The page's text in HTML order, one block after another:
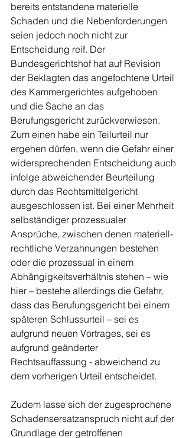
bereits entstandene materielle
Schaden und die Nebenforderungen
seien jedoch noch nicht zur
Entscheidung reif. Der
Bundesgerichtshof hat auf Revision
der Beklagten das angefochtene Urteil
des Kammergerichtes aufgehoben
und die Sache an das
Berufungsgericht zurückverwiesen.
Zum einen habe ein Teilurteil nur
ergehen dürfen, wenn die Gefahr einer
widersprechenden Entscheidung auch
infolge abweichender Beurteilung
durch das Rechtsmittelgericht
ausgeschlossen ist. Bei einer Mehrheit
selbständiger prozessualer
Ansprüche, zwischen denen materiell-
rechtliche Verzahnungen bestehen
oder die prozessual in einem
Abhängigkeitsverhältnis stehen – wie
hier – bestehe allerdings die Gefahr,
dass das Berufungsgericht bei einem
späteren Schlussurteil – sei es
aufgrund neuen Vortrages, sei es
aufgrund geänderter
Rechtsauffassung - abweichend zu
dem vorherigen Urteil entscheidet.
Zudem lasse sich der zugesprochene
Schadensersatzanspruch nicht auf der
Grundlage der getroffenen